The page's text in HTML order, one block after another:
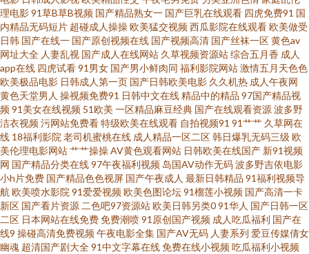
麻豆久久精品 乱交AV在线 九九这里只有精品 九九热视频欧美精品 久久东京
热大香蕉 九一福利影院 黄色三级免费 加勒比夜夜干 国产精品久久17 国产群
pav 国产精选95视频 丁香五月天色色 草逼国产 东京热青品 成人三级网址在线
观看 国产成人午夜福利视频 五月天AV资源大全 成人看片网站 欧美日韩成人
免费 欧美日本国产婷婷精品 日本中文字幕大久久 色AV先锋女人 色资源在线
色情在线观看 日韩有骂码中文字幕 丝袜足交资源 五月国产精品久久 天堂五
月天网 亚洲国产情侣在线自拍 尤物视频网址 亚洲欧洲国产日产综合 新国产
理电影91草B草B视频 国产精品熟女一 国产巨乳在线观看 四虎免费91 国
内精品无码短片 超碰成人操操欧美猛交视频西瓜影院在线观看欧美做受
日韩 国产在线一 国产原创视频在线 国产视频高清 国产丝袜一区黄色av
网址大全 人妻乱视 国产成人在线网站 久草视频资源站综合五月香 成人
app在线 四虎试看91男女 国产男小鲜肉同 福利影院网站激情五月天色色
欧美极品电影 日韩成人第一页 国产日韩欧美电影 久久机热 成人午夜网
黄色天堂男人 操视频免费91 日韩中文在线精品中的精品 97国产精品视
频91美女在线视频 51欧美 一区精品麻豆经典 国产在线观看资源波多野
洁衣视频污网站免费看特级欧美在线观看 自拍视频91 91艹艹 久草网在
线 18福利影院 老司机蜜桃在线 成人精品一区二区韩日爆乳无码三级 欧
美伦理电影网站艹艹操操AV黄色观看网站 日韩欧美在线国产 新91视频
网 国产精品分类在线97午夜福利视频 岛国AV动作无码波多野吉依电影
小h片免费 国产精品色色视屏 国产午夜成人 最新日韩精品 91福利视频导
航 欧美喷水影院 91爱爱视频欧美色图论坛91榴莲小视频 国产高清一卡
新区 国产看片资源 二色吧97资源站欧美日韩另类091华人 国产日韩一区
二区 日本网站在线免费免费潮喷91原创国产视频 成人吃瓜福利 国产在
线9 操碰高清免费视频午夜电影全集 国产AV无码 人妻系列 爱豆传媒倩女
幽魂 超清国产剧大全91中文字幕在线免费在线小视频吃瓜福利小视频